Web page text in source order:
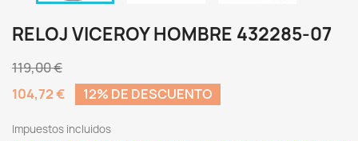
RELOJ VICEROY HOMBRE 432285-07
119,00 €
104,72 €
12% DE DESCUENTO
Impuestos incluidos